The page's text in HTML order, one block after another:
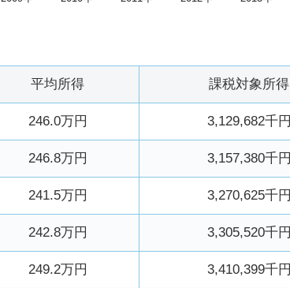
平均所得 課税対象所得
246.0万円 3,129,682千円
246.8万円 3,157,380千円
241.5万円 3,270,625千円
242.8万円 3,305,520千円
249.2万円 3,410,399千円